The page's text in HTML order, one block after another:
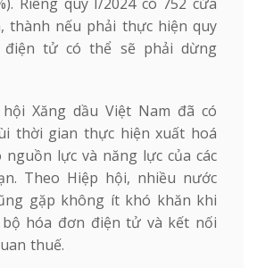
Riêng quý I/2024 có 752 cửa
thành nếu phải thực hiện quy
tử có thể sẽ phải dừng
Xăng dầu Việt Nam đã có
thời gian thực hiện xuất hoá
lực và năng lực của các
Theo Hiệp hội, nhiều nước
gặp không ít khó khăn khi
hóa đơn điện tử và kết nối
thuế.